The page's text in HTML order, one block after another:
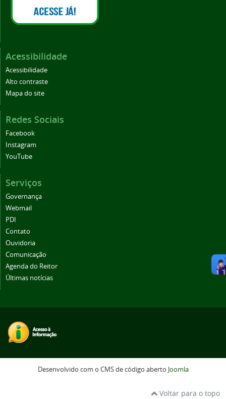
Acessibilidade
Acessibilidade
Alto contraste
Mapa do site
Redes Sociais
Facebook
Instagram
YouTube
Serviços
Governança
Webmail
PDI
Contato
Ouvidoria
Comunicação
Agenda do Reitor
Últimas notícias
Desenvolvido com o CMS de código aberto Joomla
Voltar para o topo